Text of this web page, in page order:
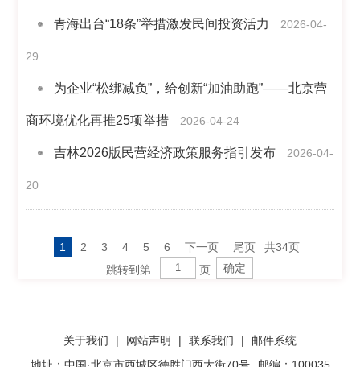
青海出台“18条”举措激发民间投资活力 2026-04-
29
为企业“松绑减负”，给创新“加油助跑”——北京营
商环境优化再推25项举措 2026-04-24
吉林2026版民营经济政策服务指引发布 2026-04-
20
1 2 3 4 5 6 下一页 尾页
共34页
跳转到第
页
关于我们 | 网站声明 | 联系我们 |
邮件系统